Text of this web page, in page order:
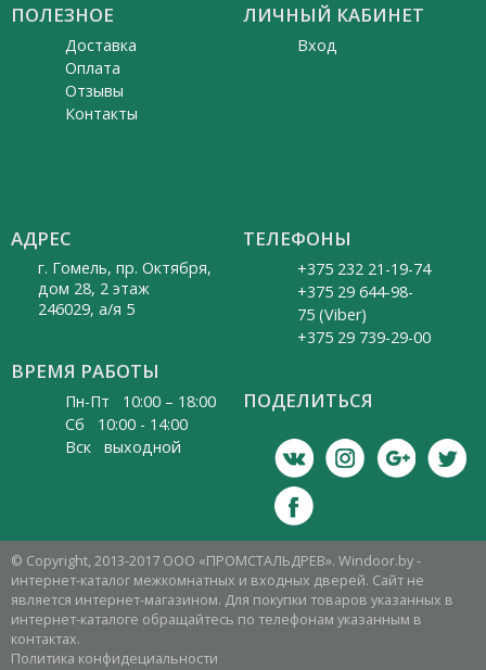
ПОЛЕЗНОЕ
Доставка
Оплата
Отзывы
Контакты
ЛИЧНЫЙ КАБИНЕТ
Вход
АДРЕС
г. Гомель, пр. Октября,
дом 28, 2 этаж
246029, а/я 5
ВРЕМЯ РАБОТЫ
Пн-Пт 10:00 – 18:00
Cб 10:00 - 14:00
Вск выходной
ТЕЛЕФОНЫ
+375 232 21-19-74
+375 29 644-98-
75 (Viber)
+375 29 739-29-00
ПОДЕЛИТЬСЯ
© Copyright, 2013-2017 ООО «ПРОМСТАЛЬДРЕВ». Windoor.by -
интернет-каталог межкомнатных и входных дверей. Сайт не
является интернет-магазином. Для покупки товаров указанных в
интернет-каталоге обращайтесь по телефонам указанным в
контактах.
Политика конфидециальности